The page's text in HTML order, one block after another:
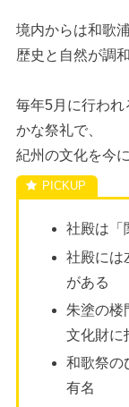
境内からは和歌
歴史と自然が調
毎年5月に行わ
かな祭礼で、
紀州の文化を今
社殿は「
社殿には
がある
朱塗の楼
文化財に
和歌祭の
有名